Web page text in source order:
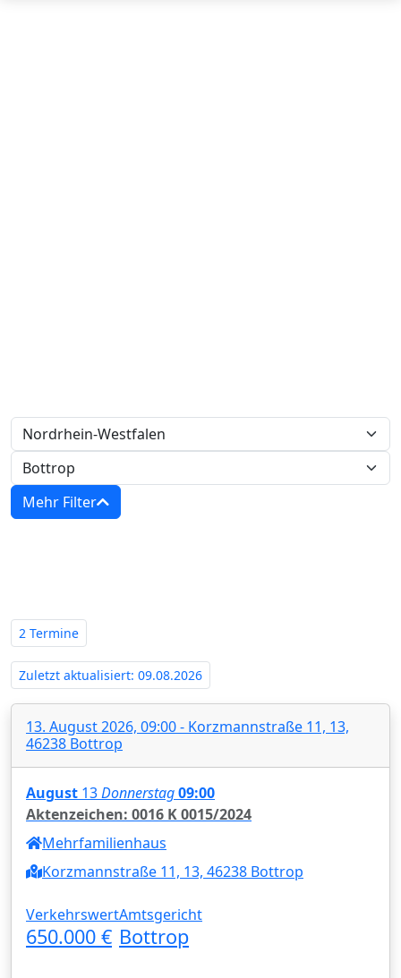
Mehr Filter
2 Termine
Zuletzt aktualisiert: 09.08.2026
13. August 2026, 09:00 - Korzmannstraße 11, 13,
46238 Bottrop
August 13Donnerstag09:00
Aktenzeichen: 0016 K 0015/2024
Mehrfamilienhaus
Korzmannstraße 11, 13, 46238 Bottrop
Verkehrswert
650.000 €
Amtsgericht
Bottrop